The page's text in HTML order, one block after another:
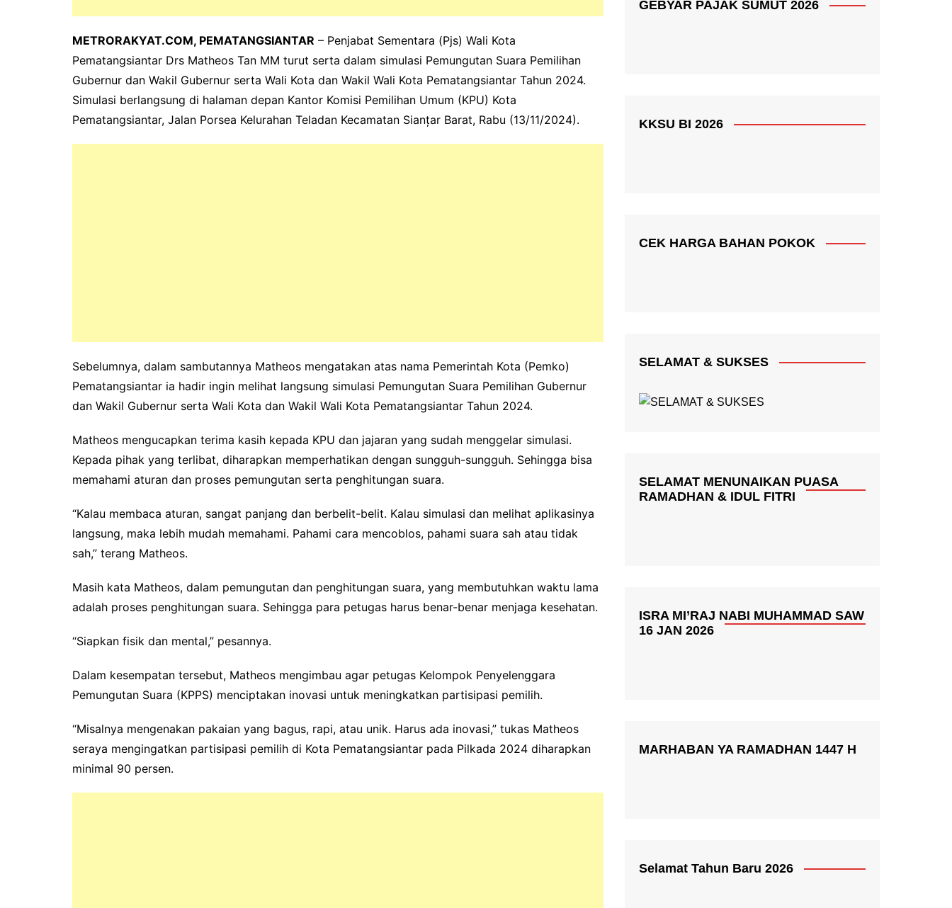
METRORAKYAT.COM, PEMATANGSIANTAR – Penjabat Sementara (Pjs) Wali Kota
Pematangsiantar Drs Matheos Tan MM turut serta dalam simulasi Pemungutan Suara Pemilihan
Gubernur dan Wakil Gubernur serta Wali Kota dan Wakil Wali Kota Pematangsiantar Tahun 2024.
Simulasi berlangsung di halaman depan Kantor Komisi Pemilihan Umum (KPU) Kota
Pematangsiantar, Jalan Porsea Kelurahan Teladan Kecamatan Sianțar Barat, Rabu (13/11/2024).
Sebelumnya, dalam sambutannya Matheos mengatakan atas nama Pemerintah Kota (Pemko)
Pematangsiantar ia hadir ingin melihat langsung simulasi Pemungutan Suara Pemilihan Gubernur
dan Wakil Gubernur serta Wali Kota dan Wakil Wali Kota Pematangsiantar Tahun 2024.
Matheos mengucapkan terima kasih kepada KPU dan jajaran yang sudah menggelar simulasi.
Kepada pihak yang terlibat, diharapkan memperhatikan dengan sungguh-sungguh. Sehingga bisa
memahami aturan dan proses pemungutan serta penghitungan suara.
“Kalau membaca aturan, sangat panjang dan berbelit-belit. Kalau simulasi dan melihat aplikasinya
langsung, maka lebih mudah memahami. Pahami cara mencoblos, pahami suara sah atau tidak
sah,” terang Matheos.
Masih kata Matheos, dalam pemungutan dan penghitungan suara, yang membutuhkan waktu lama
adalah proses penghitungan suara. Sehingga para petugas harus benar-benar menjaga kesehatan.
“Siapkan fisik dan mental,” pesannya.
Dalam kesempatan tersebut, Matheos mengimbau agar petugas Kelompok Penyelenggara
Pemungutan Suara (KPPS) menciptakan inovasi untuk meningkatkan partisipasi pemilih.
“Misalnya mengenakan pakaian yang bagus, rapi, atau unik. Harus ada inovasi,” tukas Matheos
seraya mengingatkan partisipasi pemilih di Kota Pematangsiantar pada Pilkada 2024 diharapkan
minimal 90 persen.
GEBYAR PAJAK SUMUT 2026
KKSU BI 2026
CEK HARGA BAHAN POKOK
SELAMAT & SUKSES
SELAMAT MENUNAIKAN PUASA
RAMADHAN & IDUL FITRI
ISRA MI’RAJ NABI MUHAMMAD SAW
16 JAN 2026
MARHABAN YA RAMADHAN 1447 H
Selamat Tahun Baru 2026